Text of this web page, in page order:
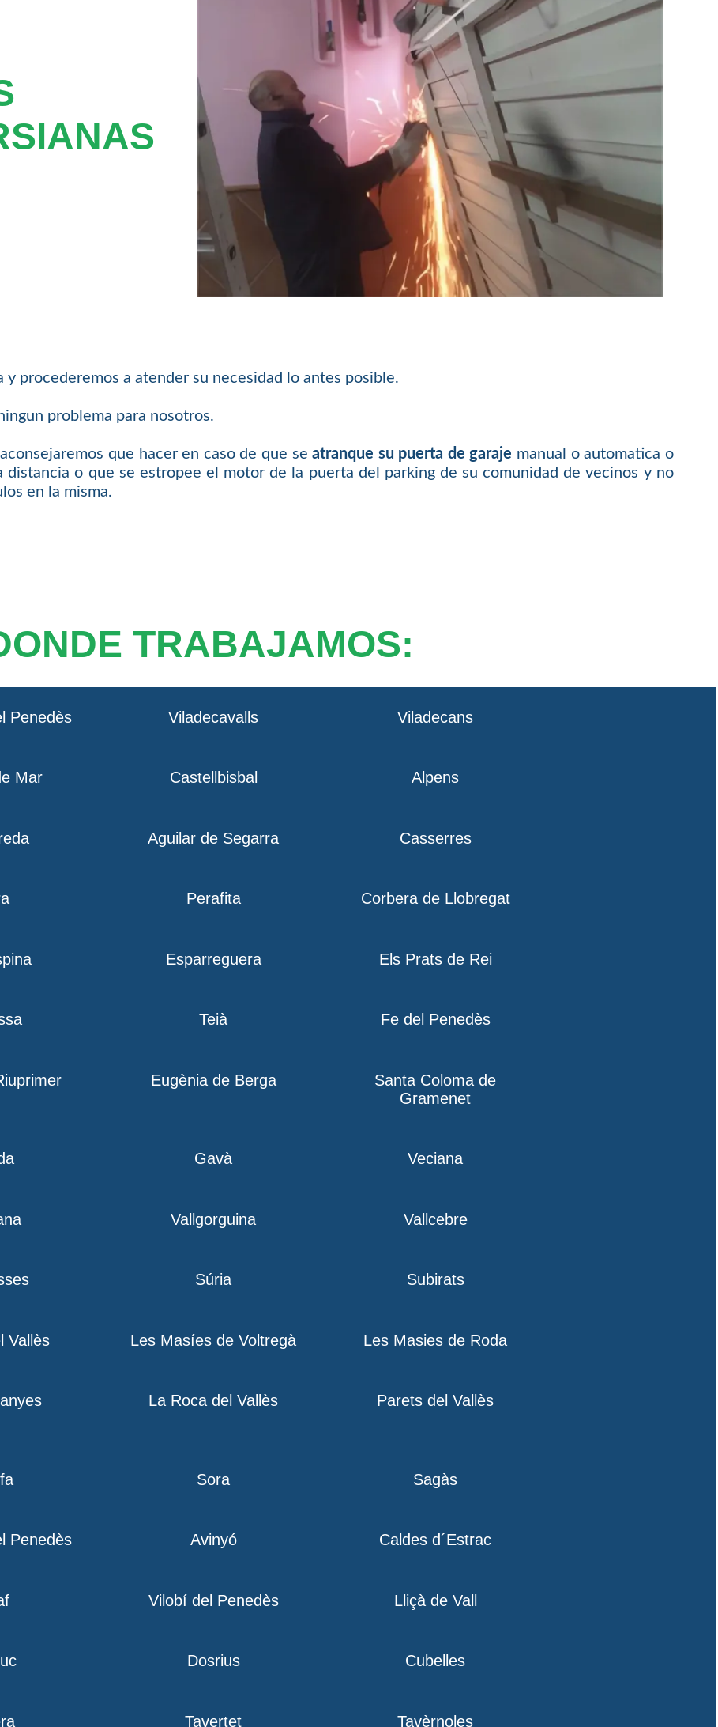
procederemos a atender su necesidad lo antes posible.
problema para nosotros.
que hacer en caso de que seatranque su puerta de garaje manual o automatica o
distancia o que se estropee el motor de la puerta del parking de su comunidad de vecinos y no
en la misma.
TRABAJAMOS:
Penedès Viladecavalls Viladecans
Mar Castellbisbal Alpens
Aguilar de Segarra Casserres
Perafita Corbera de Llobregat
Esparreguera Els Prats de Rei
Teià Fe del Penedès
Eugènia de Berga
Santa Coloma de
Gramenet
Gavà Veciana
Vallgorguina Vallcebre
Súria Subirats
Vallès Les Masíes de Voltregà Les Masies de Roda
La Roca del Vallès Parets del Vallès
Sora Sagàs
Penedès Avinyó Caldes d´Estrac
Vilobí del Penedès Lliçà de Vall
Dosrius Cubelles
Tavertet Tavèrnoles